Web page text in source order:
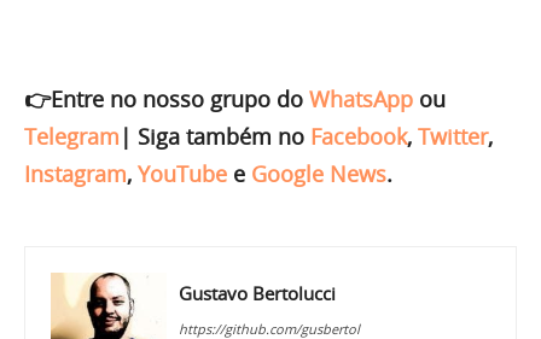
👉Entre no nosso grupo do WhatsApp ou
Telegram | Siga também no Facebook, Twitter,
Instagram, YouTube e Google News.
Gustavo Bertolucci
https://github.com/gusbertol